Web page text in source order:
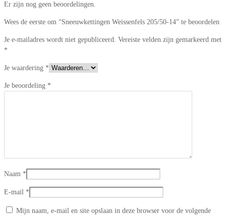
Er zijn nog geen beoordelingen.
Wees de eerste om “Sneeuwkettingen Weissenfels 205/50-14” te beoordelen
Je e-mailadres wordt niet gepubliceerd. Vereiste velden zijn gemarkeerd met
*
Je waardering *
Je beoordeling *
Naam *
E-mail *
Mijn naam, e-mail en site opslaan in deze browser voor de volgende